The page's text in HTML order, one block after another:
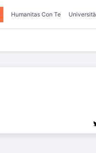
Humanitas Con Te Università